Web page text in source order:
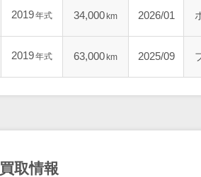
2019年式 34,000 km 2026/01
2019年式 63,000 km 2025/09
買取情報